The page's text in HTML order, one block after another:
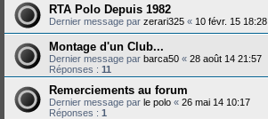
RTA Polo Depuis 1982
Dernier message par zerari325 « 10 févr. 15 18:28
Montage d'un Club...
Dernier message par barca50 « 28 août 14 21:57
Réponses : 11
Remerciements au forum
Dernier message par le polo « 26 mai 14 10:17
Réponses : 1